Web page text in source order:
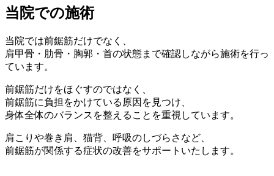
当院での施術
当院では前鋸筋だけでなく、
肩甲骨・肋骨・胸郭・首の状態まで確認しながら施術を行っ
ています。
前鋸筋だけをほぐすのではなく、
前鋸筋に負担をかけている原因を見つけ、
身体全体のバランスを整えることを重視しています。
肩こりや巻き肩、猫背、呼吸のしづらさなど、
前鋸筋が関係する症状の改善をサポートいたします。